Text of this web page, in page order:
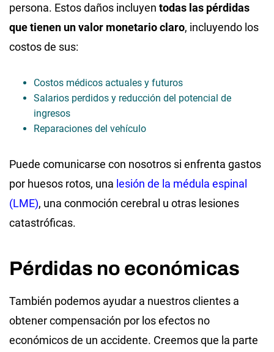
persona. Estos daños incluyen todas las pérdidas
que tienen un valor monetario claro, incluyendo los
costos de sus:
Costos médicos actuales y futuros
Salarios perdidos y reducción del potencial de
ingresos
Reparaciones del vehículo
Puede comunicarse con nosotros si enfrenta gastos
por huesos rotos, una lesión de la médula espinal
(LME), una conmoción cerebral u otras lesiones
catastróficas.
Pérdidas no económicas
También podemos ayudar a nuestros clientes a
obtener compensación por los efectos no
económicos de un accidente. Creemos que la parte